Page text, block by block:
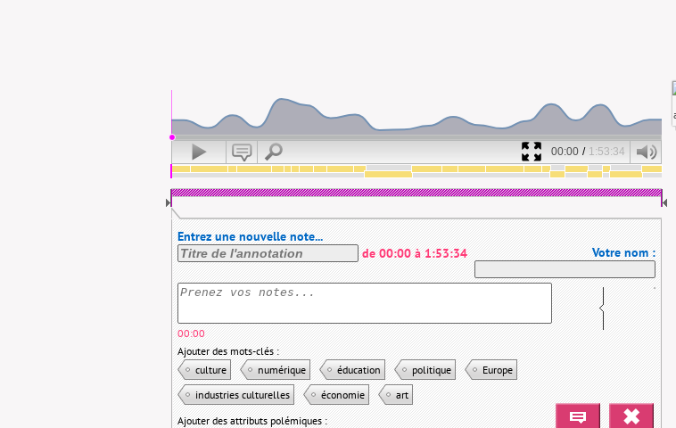
00:00 / 1:53:34
Entrez une nouvelle note...
de 00:00 à 1:53:34 Votre nom :
00:00
Ajouter des mots-clés :
culture
numérique éducation politique
Europe
industries culturelles
économie
art
Ajouter des attributs polémiques :